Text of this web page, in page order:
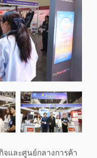
จและศูนย์กลางการค้า